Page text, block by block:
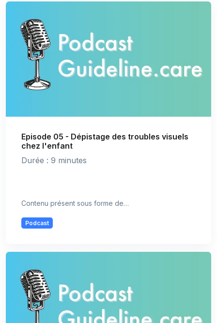
Episode 05 - Dépistage des troubles visuels
chez l'enfant
Durée : 9 minutes
Contenu présent sous forme de…
Podcast